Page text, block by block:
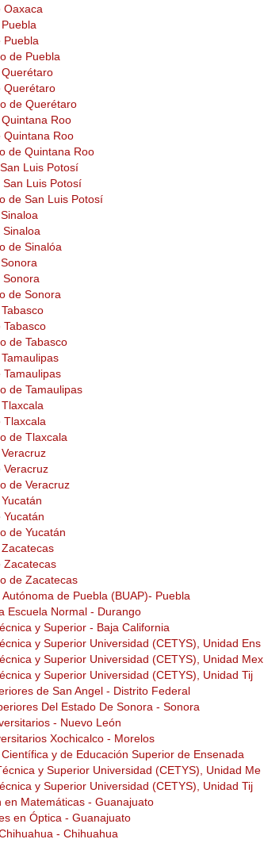
Oaxaca
Puebla
de Puebla
Querétaro
de Querétaro
Roo
Quintana Roo
de Quintana Roo
Luis Potosí
Luis Potosí
de San Luis Potosí
de Sinalóa
Sonora
de Sonora
Tabasco
de Tabasco
de Tamaulipas
Tlaxcala
de Tlaxcala
Veracruz
de Veracruz
de Yucatán
Zacatecas
de Zacatecas
de Puebla (BUAP)- Puebla
Escuela Normal - Durango
y Superior - Baja California
y Superior Universidad (CETYS), Unidad Ens
y Superior Universidad (CETYS), Unidad Mex
y Superior Universidad (CETYS), Unidad Tij
de San Angel - Distrito Federal
Del Estado De Sonora - Sonora
- Nuevo León
Xochicalco - Morelos
y de Educación Superior de Ensenada
y Superior Universidad (CETYS), Unidad Me
y Superior Universidad (CETYS), Unidad Tij
Matemáticas - Guanajuato
en Óptica - Guanajuato
- Chihuahua